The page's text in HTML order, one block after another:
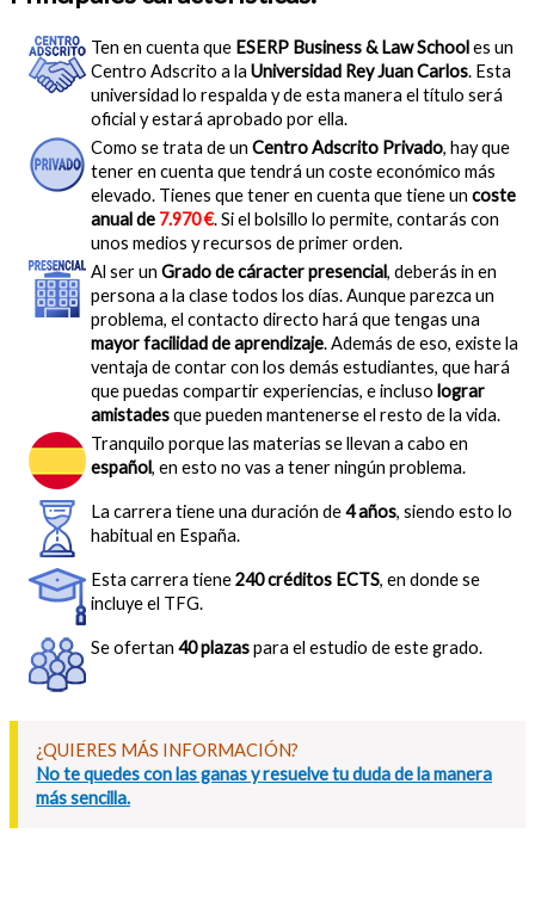
Ten en cuenta que ESERP Business & Law Schooles un
Centro Adscrito a la Universidad Rey Juan Carlos. Esta
universidad lo respalda y de esta manera el título será
oficial y estará aprobado por ella.
Como se trata de un Centro Adscrito Privado, hay que
tener en cuenta que tendrá un coste económico más
elevado. Tienes que tener en cuenta que tiene un coste
anual de 7.970 €. Si el bolsillo lo permite, contarás con
unos medios y recursos de primer orden.
Al ser un Grado de cáracter presencial, deberás in en
persona a la clase todos los días. Aunque parezca un
problema, el contacto directo hará que tengas una
mayor facilidad de aprendizaje. Además de eso, existe la
ventaja de contar con los demás estudiantes, que hará
que puedas compartir experiencias, e incluso lograr
amistadesque pueden mantenerse el resto de la vida.
Tranquilo porque las materias se llevan a cabo en
español, en esto no vas a tener ningún problema.
La carrera tiene una duración de4 años, siendo esto lo
habitual en España.
Esta carrera tiene240 créditos ECTS, en donde se
incluye el TFG.
Se ofertan 40 plazaspara el estudio de este grado.
¿QUIERES MÁS INFORMACIÓN?
No te quedes con las ganas y resuelve tu duda de la manera
más sencilla.